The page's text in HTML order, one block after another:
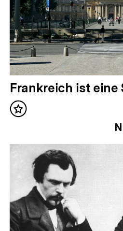
V
o
r
e
e
r
Frankreich ist eine
Inhalt